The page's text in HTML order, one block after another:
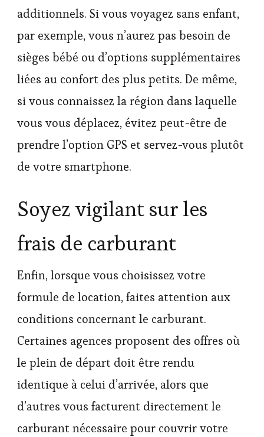
additionnels. Si vous voyagez sans enfant,
par exemple, vous n’aurez pas besoin de
sièges bébé ou d’options supplémentaires
liées au confort des plus petits. De même,
si vous connaissez la région dans laquelle
vous vous déplacez, évitez peut-être de
prendre l’option GPS et servez-vous plutôt
de votre smartphone.
Soyez vigilant sur les
frais de carburant
Enfin, lorsque vous choisissez votre
formule de location, faites attention aux
conditions concernant le carburant.
Certaines agences proposent des offres où
le plein de départ doit être rendu
identique à celui d’arrivée, alors que
d’autres vous facturent directement le
carburant nécessaire pour couvrir votre